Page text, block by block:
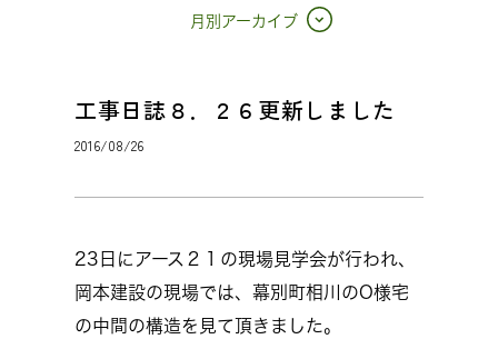
月別アーカイブ
工事日誌８．２６更新しました
2016/08/26
23日にアース２１の現場見学会が行われ、
岡本建設の現場では、幕別町相川のO様宅
の中間の構造を見て頂きました。